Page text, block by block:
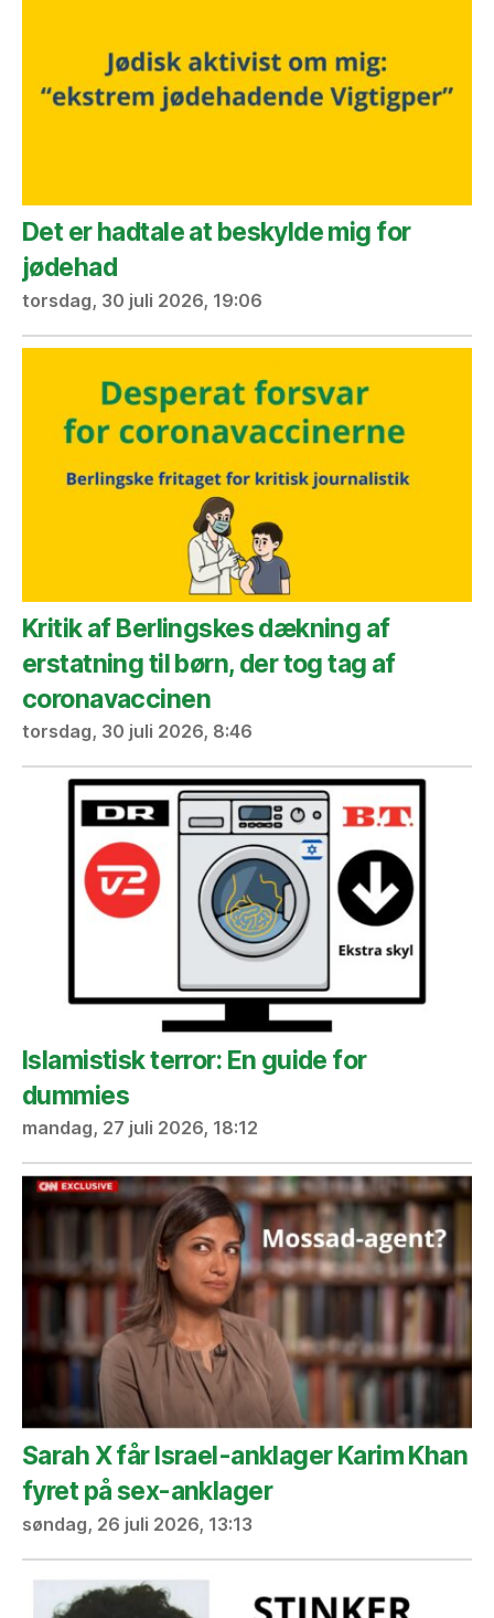
Det er hadtale at beskylde mig for
jødehad
torsdag, 30 juli 2026, 19:06
Kritik af Berlingskes dækning af
erstatning til børn, der tog tag af
coronavaccinen
torsdag, 30 juli 2026, 8:46
Islamistisk terror: En guide for
dummies
mandag, 27 juli 2026, 18:12
Sarah X får Israel-anklager Karim Khan
fyret på sex-anklager
søndag, 26 juli 2026, 13:13